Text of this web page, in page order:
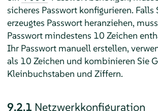
sicheres Passwort konfigurieren. Falls
erzeugtes Passwort heranziehen,
Passwort mindestens 10 Zeichen
Ihr Passwort manuell erstellen,
als 10 Zeichen und kombinieren Sie
Kleinbuchstaben und Ziffern.
9.2.1 Netzwerkkonfiguration